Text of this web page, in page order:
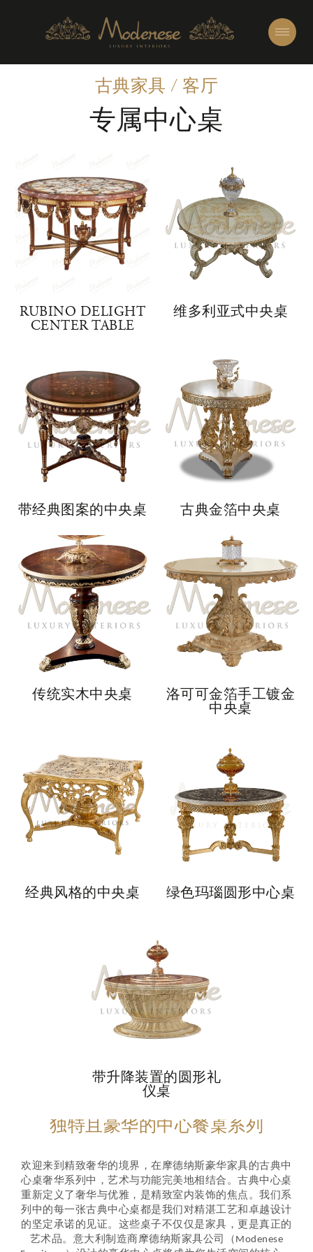
古典家具 / 客厅
专属中心桌
RUBINO DELIGHT
CENTER TABLE
维多利亚式中央桌
带经典图案的中央桌 古典金箔中央桌
传统实木中央桌
洛可可金箔手工镀金
中央桌
经典风格的中央桌 绿色玛瑙圆形中心桌
带升降装置的圆形礼
仪桌
独特且豪华的中心餐桌系列
欢迎来到精致奢华的境界，在摩德纳斯豪华家具的古典中
心桌奢华系列中，艺术与功能完美地相结合。古典中心桌
重新定义了奢华与优雅，是精致室内装饰的焦点。我们系
列中的每一张古典中心桌都是我们对精湛工艺和卓越设计
的坚定承诺的见证。这些桌子不仅仅是家具，更是真正的
艺术品。意大利制造商摩德纳斯家具公司（Modenese